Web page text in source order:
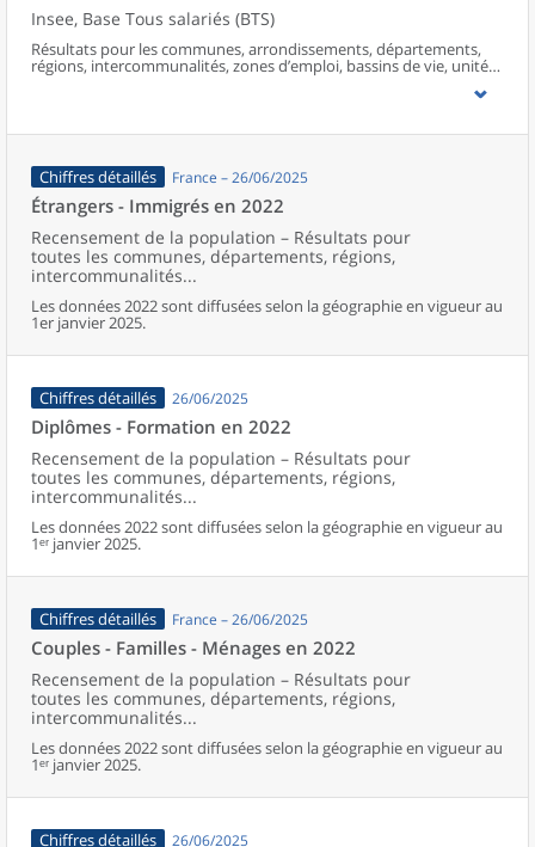
Insee, Base Tous salariés (BTS)
Résultats pour les communes, arrondissements, départements,
régions, intercommunalités, zones d’emploi, bassins de vie, unités
urbaines et aires d’attraction des villes de France hors Mayotte.
Chiffres détaillés France – 26/06/2025
Étrangers - Immigrés en 2022
Recensement de la population – Résultats pour
toutes les communes, départements, régions,
intercommunalités...
Les données 2022 sont diffusées selon la géographie en vigueur au
1er janvier 2025.
Chiffres détaillés 26/06/2025
Diplômes - Formation en 2022
Recensement de la population – Résultats pour
toutes les communes, départements, régions,
intercommunalités...
Les données 2022 sont diffusées selon la géographie en vigueur au
1ᵉʳ janvier 2025.
Chiffres détaillés France – 26/06/2025
Couples - Familles - Ménages en 2022
Recensement de la population – Résultats pour
toutes les communes, départements, régions,
intercommunalités...
Les données 2022 sont diffusées selon la géographie en vigueur au
1ᵉʳ janvier 2025.
Chiffres détaillés 26/06/2025